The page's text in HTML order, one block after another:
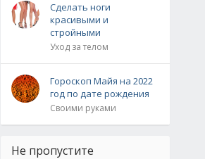
Сделать ноги
красивыми и
стройными
Уход за телом
Гороскоп Майя на 2022
год по дате рождения
Своими руками
Не пропустите